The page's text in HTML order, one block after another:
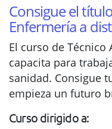
Consigue el
Enfermería a
El curso de
capacita para
sanidad. Consigue
empieza un futuro
Curso dirigido a: